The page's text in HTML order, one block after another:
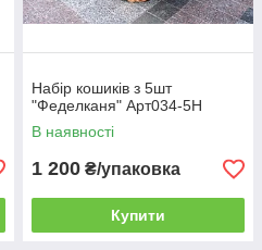
Набір кошиків з 5шт
"Феделканя" Арт034-5Н
В наявності
1 200 ₴/упаковка
Купити